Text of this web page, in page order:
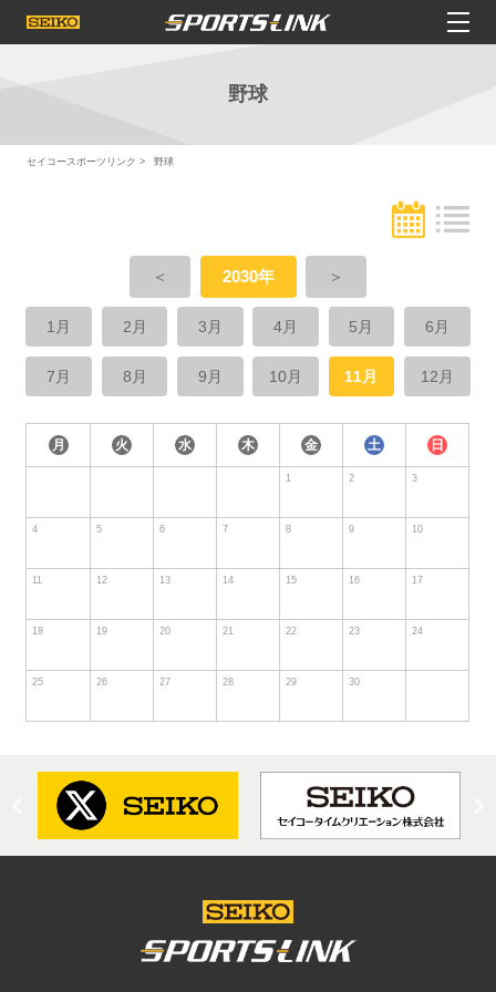
野球
セイコースポーツリンク 野球
＜ 2030年 ＞
1月 2月 3月 4月 5月 6月
7月 8月 9月 10月 11月 12月
月 火 水 木 金 土 日
1 2 3
4 5 6 7 8 9 10
11 12 13 14 15 16 17
18 19 20 21 22 23 24
25 26 27 28 29 30